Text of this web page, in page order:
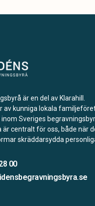
är en del av Klarahill.
av kunniga lokala
Sveriges
är centralt för oss, både när
skräddarsydda
00